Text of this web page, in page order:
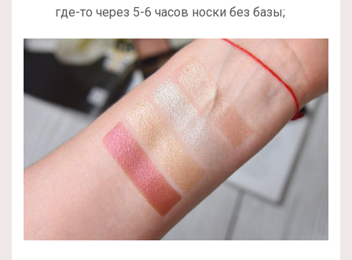
где-то через 5-6 часов носки без базы;